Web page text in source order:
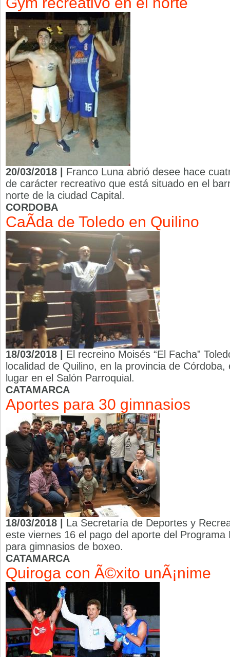
20/03/2018 | Franco Luna abrió desee hace
de carácter recreativo que está situado en el
norte de la ciudad Capital.
CORDOBA
CaÃ­da de Toledo en Quilino
18/03/2018 | El recreino Moisés “El Facha”
localidad de Quilino, en la provincia de
lugar en el Salón Parroquial.
CATAMARCA
Aportes para 30 gimnasios
18/03/2018 | La Secretaría de Deportes y
este viernes 16 el pago del aporte del Programa
para gimnasios de boxeo.
CATAMARCA
Quiroga con Ã©xito unÃ¡nime